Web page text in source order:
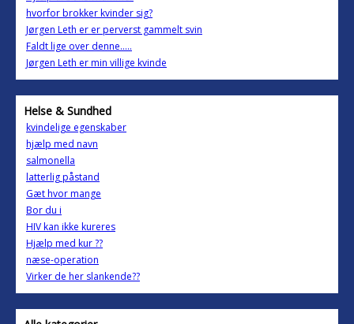
hvorfor brokker kvinder sig?
Jørgen Leth er er perverst gammelt svin
Faldt lige over denne.....
Jørgen Leth er min villige kvinde
Helse & Sundhed
kvindelige egenskaber
hjælp med navn
salmonella
latterlig påstand
Gæt hvor mange
Bor du i
HIV kan ikke kureres
Hjælp med kur ??
næse-operation
Virker de her slankende??